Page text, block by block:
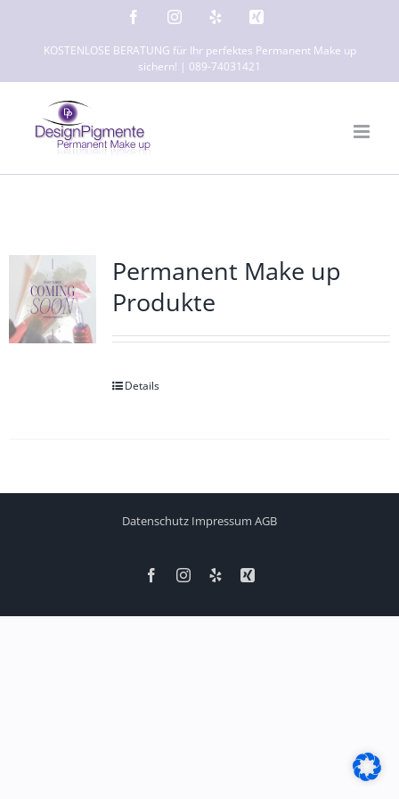
FacebookInstagram
KOSTENLOSE BERATUNG für Ihr perfektes Permanent Make up
sichern! | 089-74031421
Permanent Make up
Produkte
Details
Datenschutz Impressum AGB
FacebookInstagram
Yelp Xing